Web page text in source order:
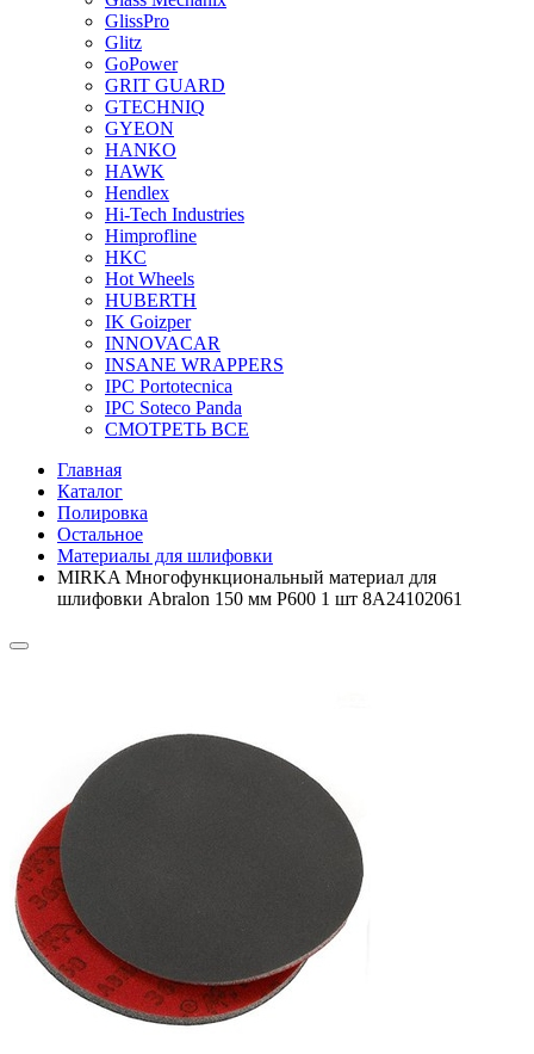
GlissPro
Glitz
GoPower
GRIT GUARD
GTECHNIQ
GYEON
HANKO
HAWK
Hendlex
Hi-Tech Industries
Himprofline
HKC
Hot Wheels
HUBERTH
IK Goizper
INNOVACAR
INSANE WRAPPERS
IPC Portotecnica
IPC Soteco Panda
СМОТРЕТЬ ВСЕ
Главная
Каталог
Полировка
Остальное
Материалы для шлифовки
MIRKA Многофункциональный материал для
шлифовки Abralon 150 мм P600 1 шт 8A24102061